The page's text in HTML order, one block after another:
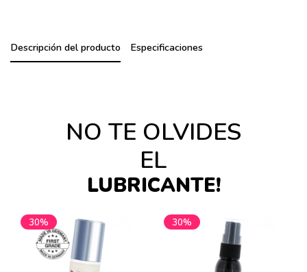
Descripción del producto Especificaciones
NO TE OLVIDES
EL
LUBRICANTE!
30% 30%